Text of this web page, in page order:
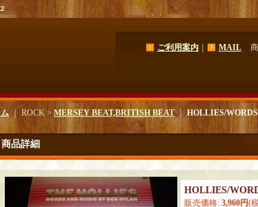
ご利用案内｜ MAIL
｜ ROCK > MERSEY BEAT,BRITISH BEAT｜HOLLIES/
商品詳細
HOLLIES/
販売価格: 3,960円(